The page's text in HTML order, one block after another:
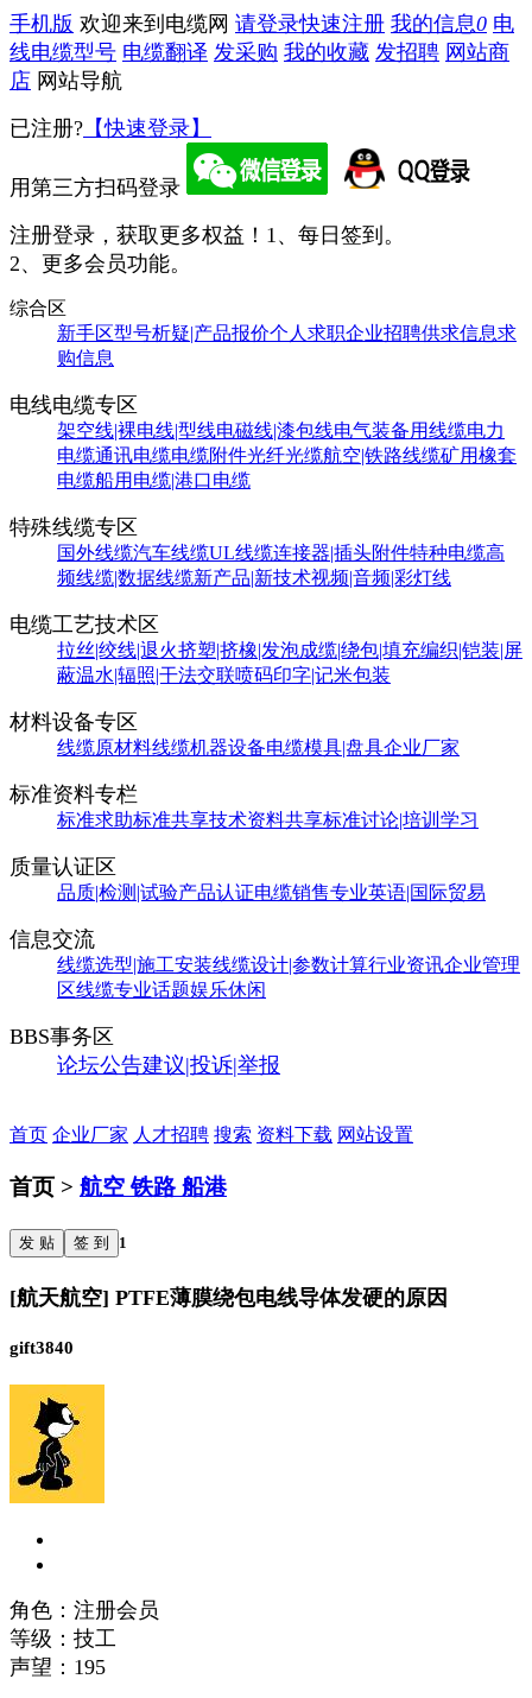
手机版 欢迎来到电缆网 请登录快速注册 我的信息0 电
线电缆型号 电缆翻译 发采购 我的收藏 发招聘 网站商
店 网站导航
已注册? 【快速登录】
用第三方扫码登录
注册登录，获取更多权益！ 1、每日签到。
2、更多会员功能。
综合区
新手区型号析疑|产品报价个人求职企业招聘供求信息求
购信息
电线电缆专区
架空线|裸电线|型线电磁线|漆包线电气装备用线缆电力
电缆通讯电缆电缆附件光纤光缆航空|铁路线缆矿用橡套
电缆船用电缆|港口电缆
特殊线缆专区
国外线缆汽车线缆UL线缆连接器|插头附件特种电缆高
频线缆|数据线缆新产品|新技术视频|音频|彩灯线
电缆工艺技术区
拉丝|绞线|退火挤塑|挤橡|发泡成缆|绕包|填充编织|铠装|屏
蔽温水|辐照|干法交联喷码印字|记米包装
材料设备专区
线缆原材料线缆机器设备电缆模具|盘具企业厂家
标准资料专栏
标准求助标准共享技术资料共享标准讨论|培训学习
质量认证区
品质|检测|试验产品认证电缆销售专业英语|国际贸易
信息交流
线缆选型|施工安装线缆设计|参数计算行业资讯企业管理
区线缆专业话题娱乐休闲
BBS事务区
论坛公告建议|投诉|举报
首页 企业厂家 人才招聘 搜索 资料下载 网站设置
首页 > 航空 铁路 船港
发 贴 签 到 1
[航天航空] PTFE薄膜绕包电线导体发硬的原因
gift3840
角色：注册会员
等级：技工
声望： 195